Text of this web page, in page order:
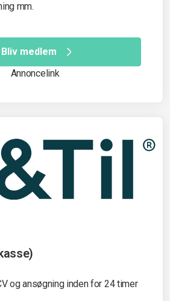
mm.
Bliv medlem
Annoncelink
og ansøgning inden for 24 timer